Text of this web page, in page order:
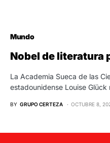
Mundo
Nobel de literatura
La Academia Sueca de las
estadounidense Louise
BY GRUPO CERTEZA OCTUBRE 8,